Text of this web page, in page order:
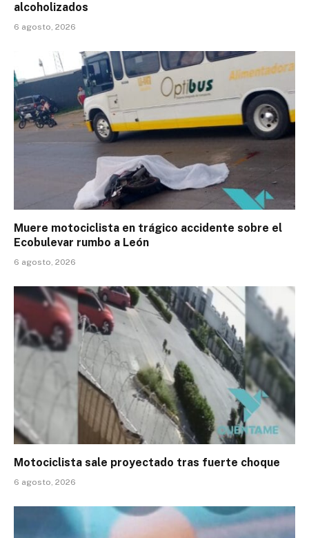
alcoholizados
6 agosto, 2026
Muere motociclista en trágico accidente sobre el
Ecobulevar rumbo a León
6 agosto, 2026
Motociclista sale proyectado tras fuerte choque
6 agosto, 2026